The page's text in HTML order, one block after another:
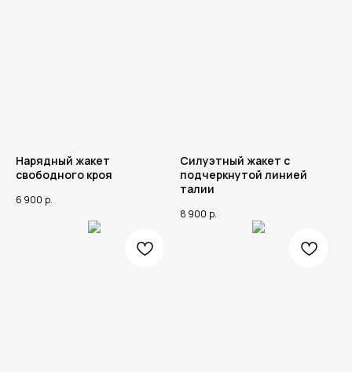
Нарядный жакет
свободного кроя
6 900 р.
Силуэтный жакет с
подчеркнутой линией
талии
8 900 р.